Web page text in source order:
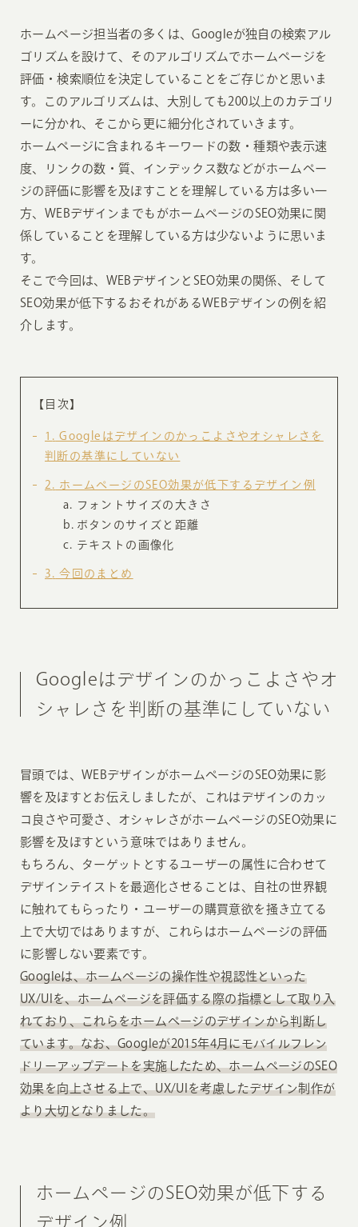
ホームページ担当者の多くは、Googleが独自の検索アル
ゴリズムを設けて、そのアルゴリズムでホームページを
評価・検索順位を決定していることをご存じかと思いま
す。このアルゴリズムは、大別しても200以上のカテゴリ
ーに分かれ、そこから更に細分化されていきます。
ホームページに含まれるキーワードの数・種類や表示速
度、リンクの数・質、インデックス数などがホームペー
ジの評価に影響を及ぼすことを理解している方は多い一
方、WEBデザインまでもがホームページのSEO効果に関
係していることを理解している方は少ないように思いま
す。
そこで今回は、WEBデザインとSEO効果の関係、そして
SEO効果が低下するおそれがあるWEBデザインの例を紹
介します。
【目次】
1
Googleはデザインのかっこよさやオシャレさを
判断の基準にしていない
2
ホームページのSEO効果が低下するデザイン例
フォントサイズの大きさ
ボタンのサイズと距離
テキストの画像化
3 今回のまとめ
Googleはデザインのかっこよさやオ
シャレさを判断の基準にしていない
冒頭では、WEBデザインがホームページのSEO効果に影
響を及ぼすとお伝えしましたが、これはデザインのカッ
コ良さや可愛さ、オシャレさがホームページのSEO効果に
影響を及ぼすという意味ではありません。
もちろん、ターゲットとするユーザーの属性に合わせて
デザインテイストを最適化させることは、自社の世界観
に触れてもらったり・ユーザーの購買意欲を掻き立てる
上で大切ではありますが、これらはホームページの評価
に影響しない要素です。
Googleは、ホームページの操作性や視認性といった
UX/UIを、ホームページを評価する際の指標として取り入
れており、これらをホームページのデザインから判断し
ています。なお、Googleが2015年4月にモバイルフレン
ドリーアップデートを実施したため、ホームページのSEO
効果を向上させる上で、UX/UIを考慮したデザイン制作が
より大切となりました。
ホームページのSEO効果が低下する
デザイン例